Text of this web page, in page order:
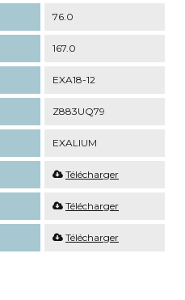
76.0
167.0
EXA18-12
Z883UQ79
EXALIUM
Télécharger
Télécharger
Télécharger